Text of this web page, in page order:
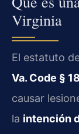
Virginia
El estatuto
Va. Code §
causar
la intención